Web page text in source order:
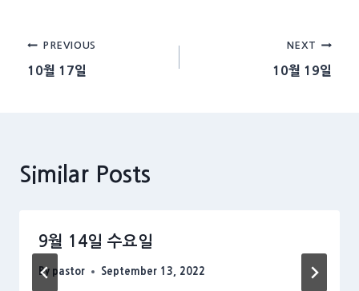
Post
navigation
PREVIOUS
10월 17일
NEXT
10월 19일
Similar Posts
9월 14일 수요일
By pastor September 13, 2022